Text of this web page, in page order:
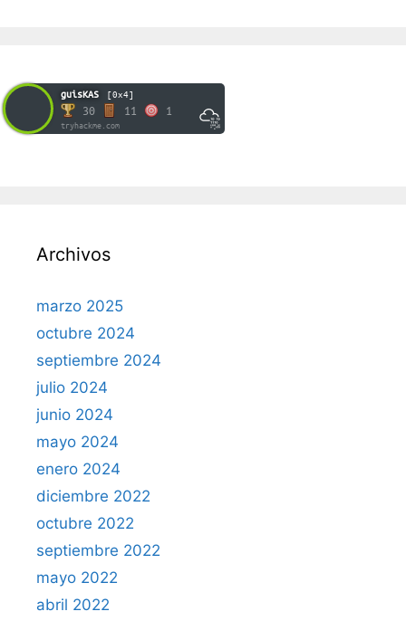
guisKAS [0x4]
30 11 1
tryhackme.com
Archivos
marzo 2025
octubre 2024
septiembre 2024
julio 2024
junio 2024
mayo 2024
enero 2024
diciembre 2022
octubre 2022
septiembre 2022
mayo 2022
abril 2022